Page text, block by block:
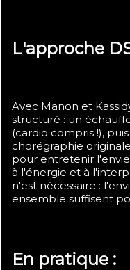
L'approche
Avec Manon et
structuré : un
(cardio compris !),
chorégraphie
pour entretenir
à l'énergie et à
n'est nécessaire :
ensemble suffisent
En pratique :